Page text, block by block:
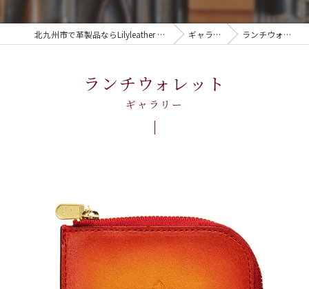
北九州市で革製品ならLilyleather Design 福岡 ギャラリー ランチウォレット
ギャラリー
ランチウォレット